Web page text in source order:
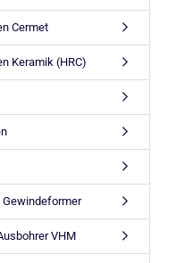
Cermet
Keramik (HRC)
VHM